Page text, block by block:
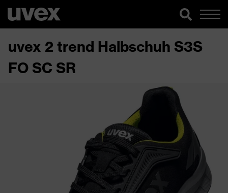
uvex 2 trend Halbschuh S3S
FO SC SR